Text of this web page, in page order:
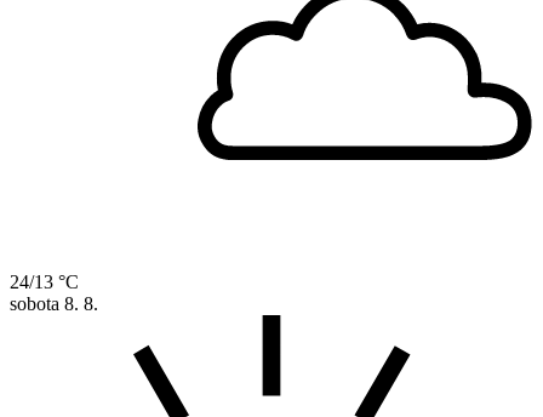
24/13 °C
sobota 8. 8.